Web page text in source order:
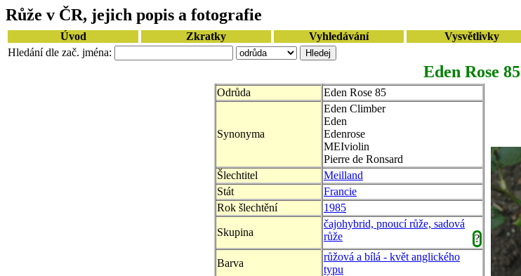
Růže v ČR, jejich popis a fotografie
Úvod Zkratky Vyhledávání Vysvětlivky
Hledání dle zač. jména:
Eden Rose 85
Odrůda Eden Rose 85
Synonyma
Eden Climber
Eden
Edenrose
MEIviolin
Pierre de Ronsard
Šlechtitel
Meilland
Stát
Francie
Rok šlechtění
1985
Skupina
čajohybrid, pnoucí růže, sadová
růže
?
Barva
růžová a bílá - květ anglického
typu